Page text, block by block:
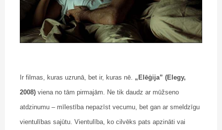
Ir filmas, kuras uzrunā, bet ir, kuras nē. „Elēģija” (Elegy,
2008) viena no tām pirmajām. Ne tik daudz ar mūžseno
atdzinumu – mīlestība nepazīst vecumu, bet gan ar smeldzīgu
vientulības sajūtu. Vientulība, ko cilvēks pats apzināti vai